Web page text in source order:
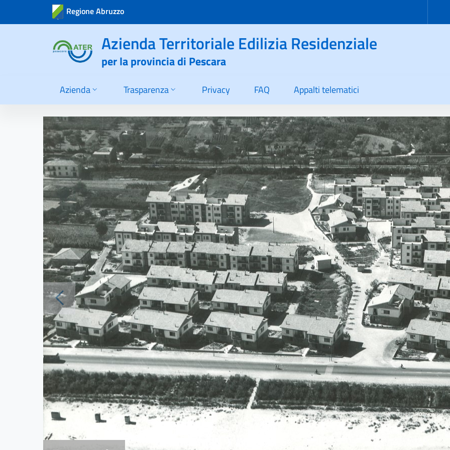
Azienda Territoriale Edilizia Residenziale
per la provincia di Pescara
Azienda Trasparenza Privacy FAQ Appalti telematici